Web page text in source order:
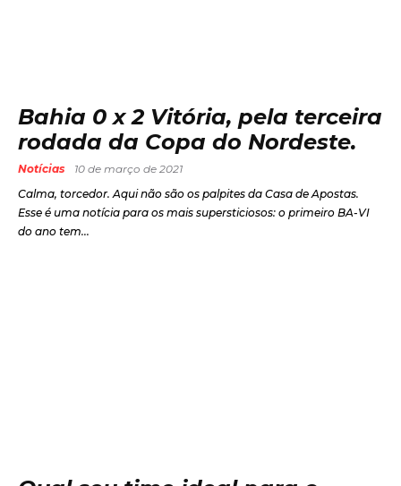
Bahia 0 x 2 Vitória, pela terceira
rodada da Copa do Nordeste.
Notícias
10 de março de 2021
Calma, torcedor. Aqui não são os palpites da Casa de Apostas.
Esse é uma notícia para os mais supersticiosos: o primeiro BA-VI
do ano tem...